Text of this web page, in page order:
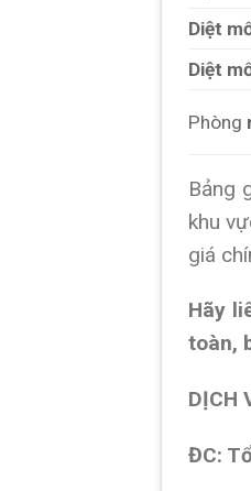
Diệt
Diệt
Phòng
Bảng
khu
giá
Hãy
toàn,
DỊCH
ĐC: